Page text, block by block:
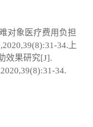
对象医疗费用负担
34.上
效果研究[J].
34.